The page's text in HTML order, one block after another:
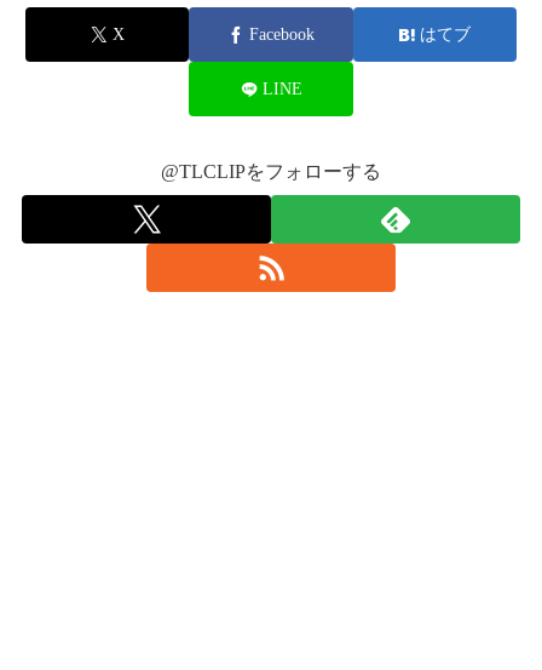
X Facebook はてブ
LINE
@TLCLIPをフォローする